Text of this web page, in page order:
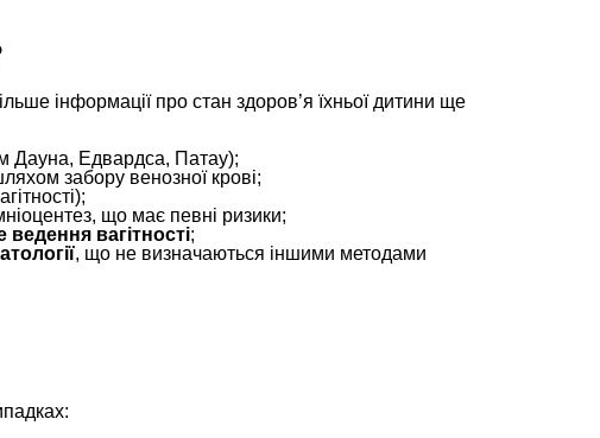
інформації про стан здоров’я їхньої дитини ще
Дауна, Едвардса, Патау);
забору венозної крові;
що має певні ризики;
вагітності;
, що не визначаються іншими методами